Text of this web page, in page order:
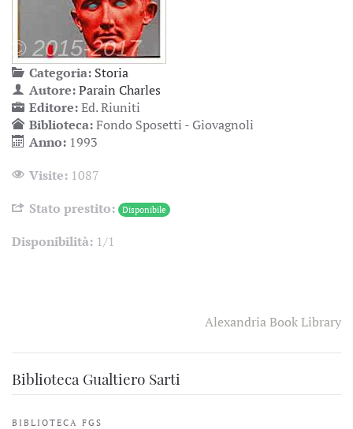
Categoria: Storia
Autore:Parain Charles
Editore:Ed. Riuniti
Biblioteca:Fondo Sposetti - Giovagnoli
Anno: 1993
Visite: 1087
Stato prestito:
Disponibile
Disponibilità: 1/1
Alexandria Book Library
Biblioteca Gualtiero Sarti
BIBLIOTECA FGS